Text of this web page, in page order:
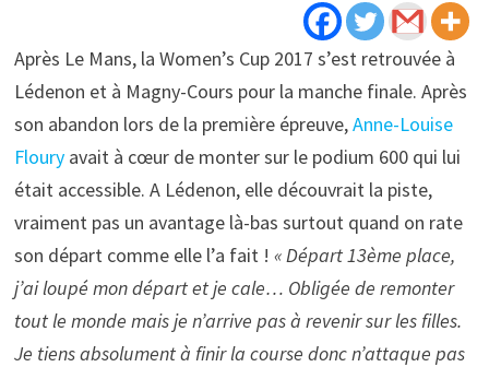
Après Le Mans, la Women’s Cup 2017 s’est retrouvée à
Lédenon et à Magny-Cours pour la manche finale. Après
son abandon lors de la première épreuve,Anne-Louise
Flouryavait à cœur de monter sur le podium 600 qui lui
était accessible. A Lédenon, elle découvrait la piste,
vraiment pas un avantage là-bas surtout quand on rate
son départ comme elle l’a fait ! « Départ 13ème place,
j’ai loupé mon départ et je cale… Obligée de remonter
tout le monde mais je n’arrive pas à revenir sur les filles.
Je tiens absolument à finir la course donc n’attaque pas